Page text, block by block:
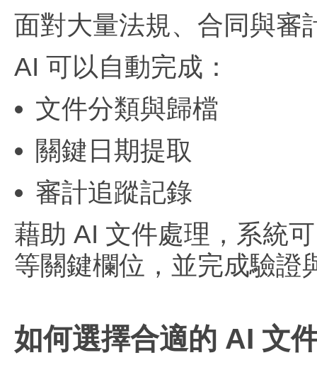
面對大量法規、合同與審
AI 可以自動完成：
文件分類與歸檔
關鍵日期提取
審計追蹤記錄
藉助 AI 文件處理，系統
等關鍵欄位，並完成驗證
如何選擇合適的 AI 文